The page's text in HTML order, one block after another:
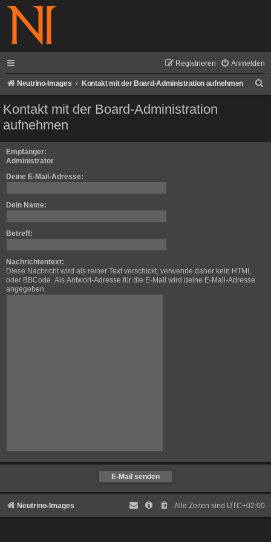
Anmelden
Registrieren
Neutrino-Images Kontakt mit der Board-Administration aufnehmen
Kontakt mit der Board-Administration
aufnehmen
Empfänger:
Administrator
Deine E-Mail-Adresse:
Dein Name:
Betreff:
Nachrichtentext:
Diese Nachricht wird als reiner Text verschickt, verwende daher kein HTML
oder BBCode. Als Antwort-Adresse für die E-Mail wird deine E-Mail-Adresse
angegeben.
Neutrino-Images Alle Zeiten sind UTC+02:00